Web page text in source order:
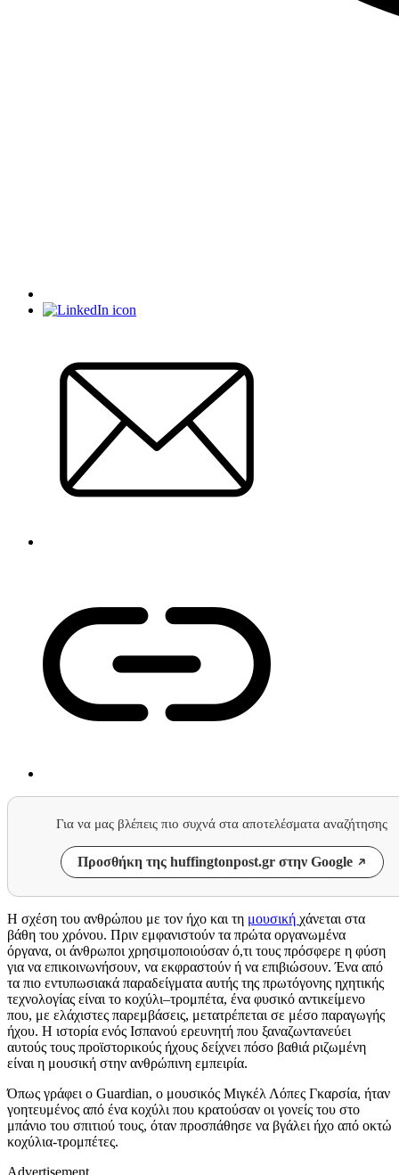
Για να μας βλέπεις πιο συχνά στα αποτελέσματα αναζήτησης
Προσθήκη της huffingtonpost.gr στην Google
Η σχέση του ανθρώπου με τον ήχο και τη μουσική χάνεται στα
βάθη του χρόνου. Πριν εμφανιστούν τα πρώτα οργανωμένα
όργανα, οι άνθρωποι χρησιμοποιούσαν ό,τι τους πρόσφερε η φύση
για να επικοινωνήσουν, να εκφραστούν ή να επιβιώσουν. Ένα από
τα πιο εντυπωσιακά παραδείγματα αυτής της πρωτόγονης ηχητικής
τεχνολογίας είναι το κοχύλι–τρομπέτα, ένα φυσικό αντικείμενο
που, με ελάχιστες παρεμβάσεις, μετατρέπεται σε μέσο παραγωγής
ήχου. Η ιστορία ενός Ισπανού ερευνητή που ξαναζωντανεύει
αυτούς τους προϊστορικούς ήχους δείχνει πόσο βαθιά ριζωμένη
είναι η μουσική στην ανθρώπινη εμπειρία.
Όπως γράφει ο Guardian, ο μουσικός Μιγκέλ Λόπες Γκαρσία, ήταν
γοητευμένος από ένα κοχύλι που κρατούσαν οι γονείς του στο
μπάνιο του σπιτιού τους, όταν προσπάθησε να βγάλει ήχο από οκτώ
κοχύλια-τρομπέτες.
Advertisement